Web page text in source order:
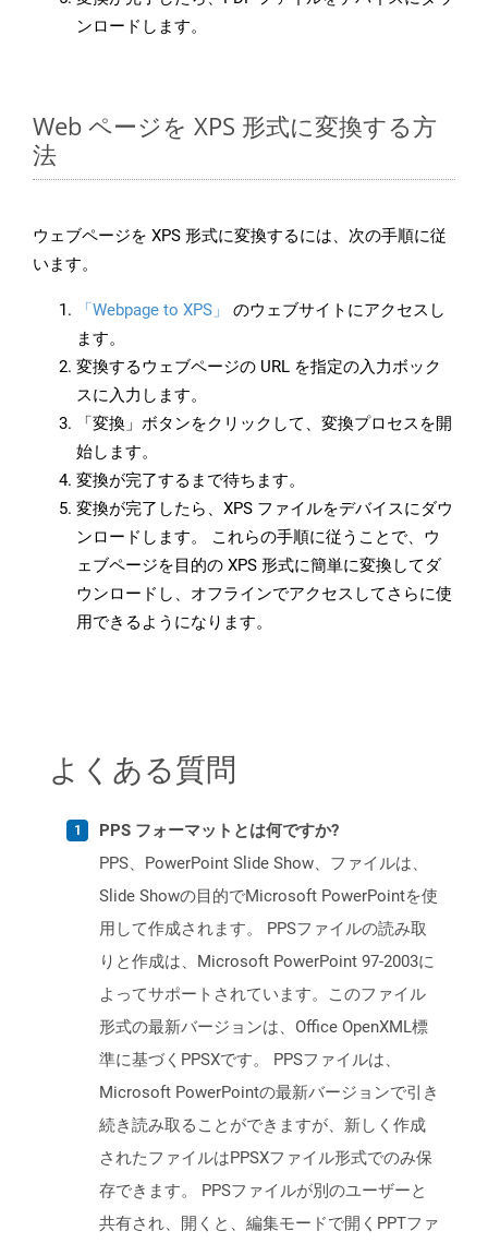
ンロードします。
Web ページを XPS 形式に変換する方
法
ウェブページを XPS 形式に変換するには、次の手順に従
います。
「Webpage to XPS」
のウェブサイトにアクセスし
ます。
変換するウェブページの URL を指定の入力ボック
スに入力します。
「変換」ボタンをクリックして、変換プロセスを開
始します。
変換が完了するまで待ちます。
変換が完了したら、XPS ファイルをデバイスにダウ
ンロードします。 これらの手順に従うことで、ウ
ェブページを目的の XPS 形式に簡単に変換してダ
ウンロードし、オフラインでアクセスしてさらに使
用できるようになります。
よくある質問
PPS フォーマットとは何ですか?
PPS、PowerPoint Slide Show、ファイルは、
Slide Showの目的でMicrosoft PowerPointを使
用して作成されます。 PPSファイルの読み取
りと作成は、Microsoft PowerPoint 97-2003に
よってサポートされています。このファイル
形式の最新バージョンは、Office OpenXML標
準に基づくPPSXです。 PPSファイルは、
Microsoft PowerPointの最新バージョンで引き
続き読み取ることができますが、新しく作成
されたファイルはPPSXファイル形式でのみ保
存できます。 PPSファイルが別のユーザーと
共有され、開くと、編集モードで開くPPTファ